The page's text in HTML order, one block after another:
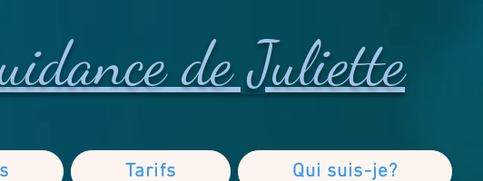
de Juliette
Tarifs Qui suis-je?